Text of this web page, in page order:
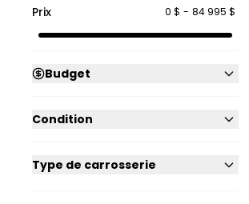
Prix 0 $ - 84 995 $
Budget
Condition
Type de carrosserie